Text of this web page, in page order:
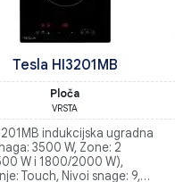
Tesla HI3201MB
Ploča
VRSTA
indukcijska ugradna
3500 W, Zone: 2
W i 1800/2000 W),
Touch, Nivoi snage: 9,